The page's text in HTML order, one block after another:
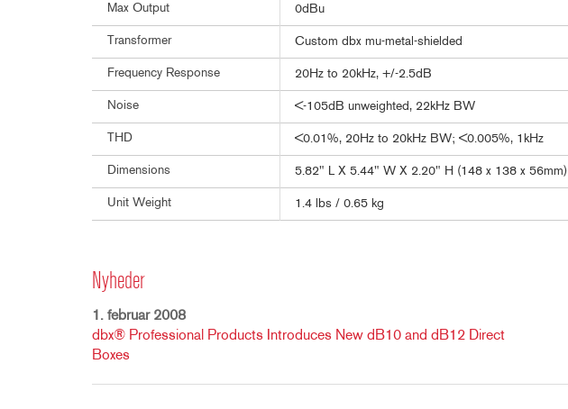
Max Output 0dBu
Transformer Custom dbx mu-metal-shielded
Frequency Response 20Hz to 20kHz, +/-2.5dB
Noise <-105dB unweighted, 22kHz BW
THD <0.01%, 20Hz to 20kHz BW; <0.005%, 1kHz
Dimensions 5.82" L X 5.44" W X 2.20" H (148 x 138 x 56mm)
Unit Weight 1.4 lbs / 0.65 kg
Nyheder
1. februar 2008
dbx® Professional Products Introduces New dB10 and dB12 Direct
Boxes